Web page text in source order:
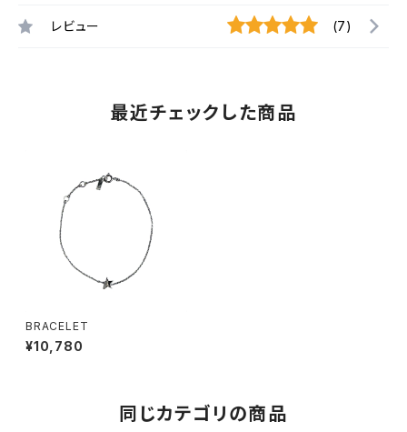
レビュー (7)
最近チェックした商品
BRACELET
¥10,780
同じカテゴリの商品